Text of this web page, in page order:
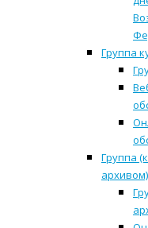
Группа
Группа
архивом)